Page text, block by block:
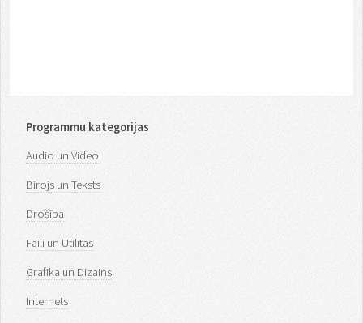
Programmu kategorijas
Audio un Video
Birojs un Teksts
Drošība
Faili un Utilītas
Grafika un Dizains
Internets